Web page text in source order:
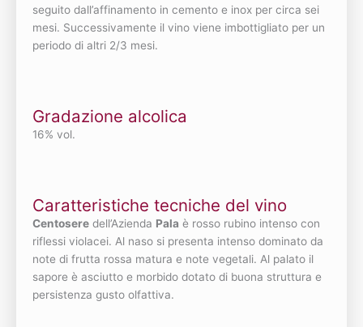
seguito dall’affinamento in cemento e inox per circa sei
mesi. Successivamente il vino viene imbottigliato per un
periodo di altri 2/3 mesi.
Gradazione alcolica
16% vol.
Caratteristiche tecniche del vino
Centosere dell’Azienda Pala è rosso rubino intenso con
riflessi violacei. Al naso si presenta intenso dominato da
note di frutta rossa matura e note vegetali. Al palato il
sapore è asciutto e morbido dotato di buona struttura e
persistenza gusto olfattiva.